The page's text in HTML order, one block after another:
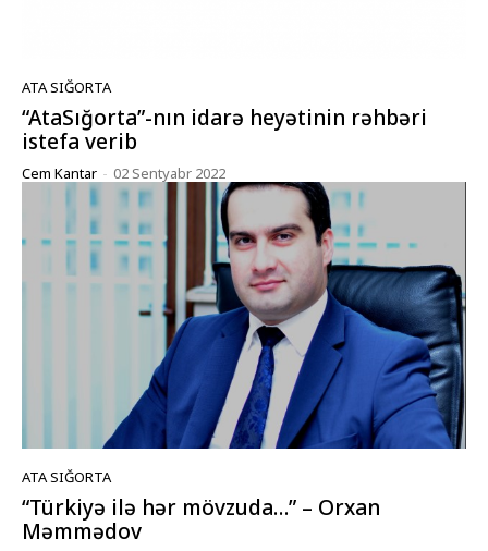
ATA SIĞORTA
“AtaSığorta”-nın idarə heyətinin rəhbəri
istefa verib
Cem Kantar - 02 Sentyabr 2022
ATA SIĞORTA
“Türkiyə ilə hər mövzuda…” – Orxan
Məmmədov